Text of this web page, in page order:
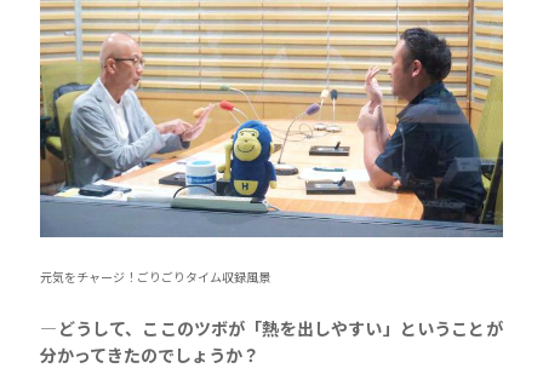
元気をチャージ！ごりごりタイム収録風景
―どうして、ここのツボが「熱を出しやすい」ということが
分かってきたのでしょうか？